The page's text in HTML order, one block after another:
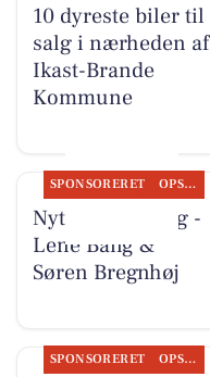
10 dyreste biler til
salg i nærheden af
Ikast-Brande
Kommune
SPONSORERET OPSLAGSTAVLEN
Nyt fra CD Bolig -
Lene Bang &
Søren Bregnhøj
SPONSORERET OPSLAGSTAVLEN